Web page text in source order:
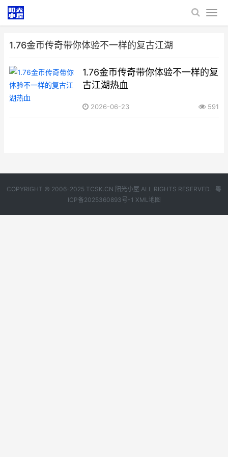
1.76金币传奇带你体验不一样的复古江湖
1.76金币传奇带你体验不一样的复
古江湖热血
2026-06-23 591
COPYRIGHT © 2006-2025 TCSK.CN 阳光小屋 ALL RIGHTS RESERVED. 粤
ICP备2025360893号-1 XML地图